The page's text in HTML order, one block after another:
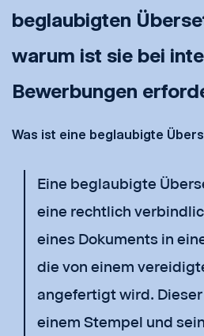
beglaubigten
warum ist sie bei
Bewerbungen
Was ist eine beglaubigte
Eine beglaubigte
eine rechtlich
eines Dokuments in
die von einem
angefertigt wird.
einem Stempel und